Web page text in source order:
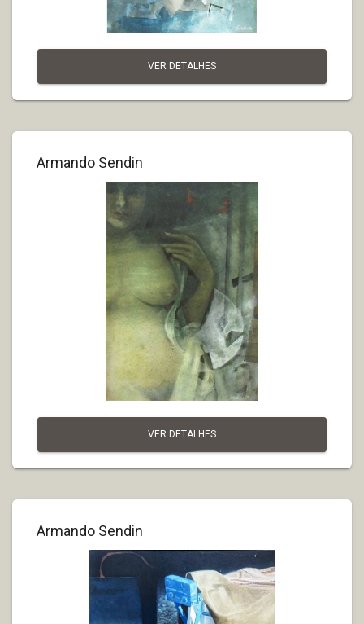
VER DETALHES
Armando Sendin
VER DETALHES
Armando Sendin